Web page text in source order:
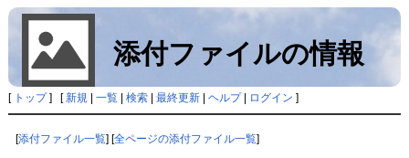
添付ファイルの情報
[ トップ] [新規| 一覧| 検索| 最終更新| ヘルプ| ログイン ]
[添付ファイル一覧] [全ページの添付ファイル一覧]